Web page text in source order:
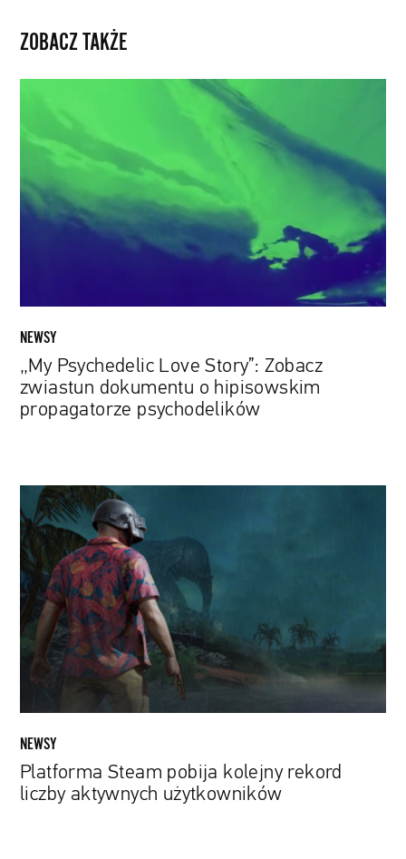
ZOBACZ TAKŻE
zwiastun
dokumentu
psychodelików
NEWSY
„My Psychedelic Love Story”: Zobacz
zwiastun dokumentu o hipisowskim
propagatorze psychodelików
Platforma
Steam
pobija
kolejny
rekord
liczby
aktywnych
użytkowników
NEWSY
Platforma Steam pobija kolejny rekord
liczby aktywnych użytkowników